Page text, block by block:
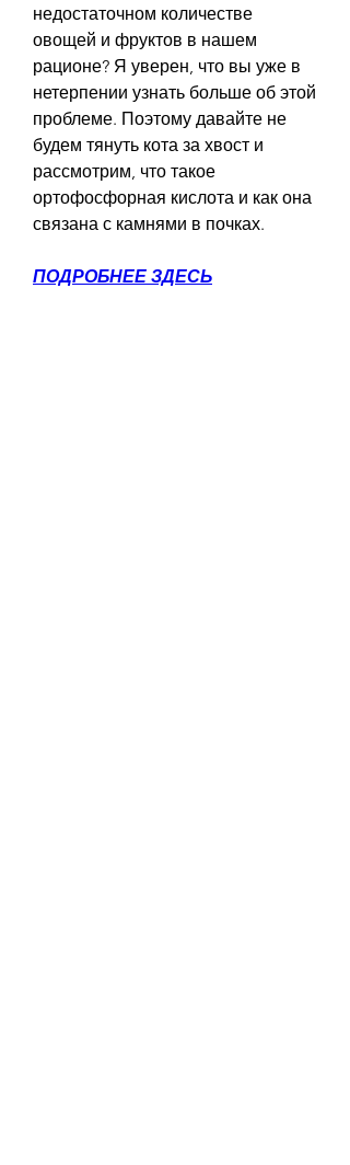
недостаточном количестве
овощей и фруктов в нашем
рационе? Я уверен, что вы уже в
нетерпении узнать больше об этой
проблеме. Поэтому давайте не
будем тянуть кота за хвост и
рассмотрим, что такое
ортофосфорная кислота и как она
связана с камнями в почках.
ПОДРОБНЕЕ ЗДЕСЬ